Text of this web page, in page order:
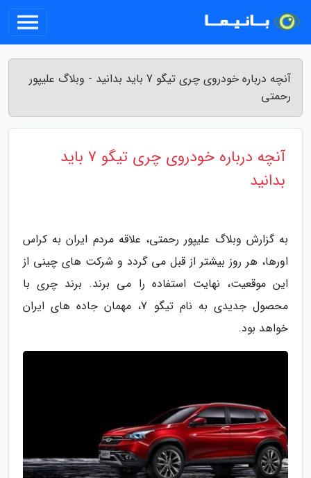
آنچه درباره خودروی چری تیگو 7 باید بدانید - وبلاگ علیپور
رحمتی
آنچه درباره خودروی چری تیگو 7 باید
بدانید
به گزارش وبلاگ علیپور رحمتی، علاقه مردم ایران به کراس
اورها، هر روز بیشتر از قبل می گردد و شرکت های چینی از
این موقعیت، نهایت استفاده را می برند. برند چری با
محصول جدیدی به نام تیگو 7، مهمان جاده های ایران
خواهد بود.